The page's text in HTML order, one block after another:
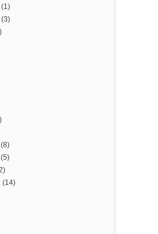
(1)
(3)
(8)
(5)
(14)